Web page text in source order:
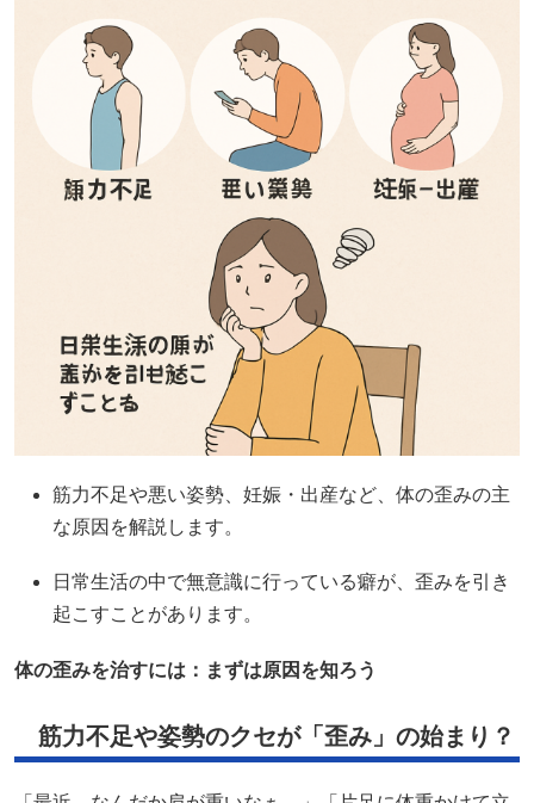
筋力不足や悪い姿勢、妊娠・出産など、体の歪みの主
な原因を解説します。​
日常生活の中で無意識に行っている癖が、歪みを引き
起こすことがあります。​
体の歪みを治すには：まずは原因を知ろう
筋力不足や姿勢のクセが「歪み」の始まり？